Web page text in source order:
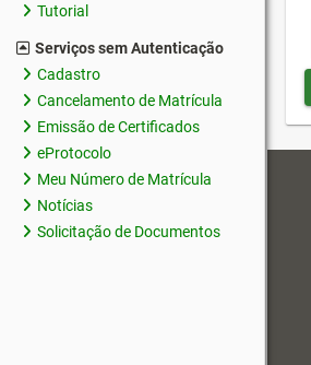
Tutorial
Serviços sem Autenticação
Cadastro
Cancelamento de Matrícula
Emissão de Certificados
eProtocolo
Meu Número de Matrícula
Notícias
Solicitação de Documentos